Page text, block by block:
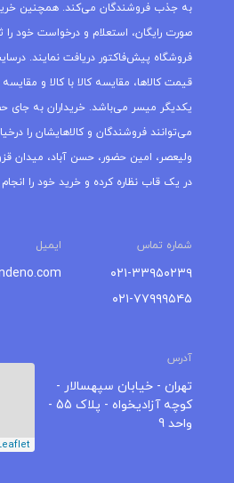
به جذب فروشندگان می‌کند. همچنین
صورت رایگان، استعلام و درخواست خود را
فروشگاه پیش‌فاکتور دریافت نمایند.
قیمت کالاها، مقایسه کالا با کالا و
یکدیگر میسر می‌باشد. خریداران به جای
می‌توانند فروشندگان و کالاهایشان را
ولیعصر، امین حضور، حسن آباد، میدان
در یک قاب نظاره کرده و خرید خود را
شماره تماس ایمیل
۰۲۱-۳۳۹۵۰۲۳۹
۰۲۱-۷۷۹۹۹۵۴۵
آدرس
تهران - خیابان سپهسالار -
کوچه آزادیخواه - پلاک 55 -
واحد 9